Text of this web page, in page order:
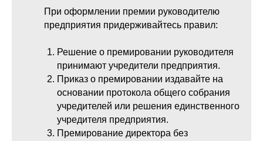
При оформлении премии руководителю
предприятия придерживайтесь правил:
Решение о премировании руководителя
принимают учредители предприятия.
Приказ о премировании издавайте на
основании протокола общего собрания
учредителей или решения единственного
учредителя предприятия.
Премирование директора без